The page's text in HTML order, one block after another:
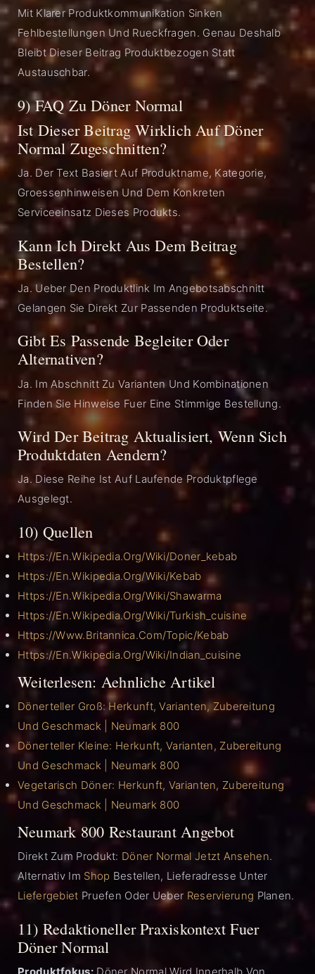
Mit Klarer Produktkommunikation Sinken
Fehlbestellungen Und Rueckfragen. Genau Deshalb
Bleibt Dieser Beitrag Produktbezogen Statt
Austauschbar.
9) FAQ Zu Döner Normal
Ist Dieser Beitrag Wirklich Auf Döner
Normal Zugeschnitten?
Ja. Der Text Basiert Auf Produktname, Kategorie,
Groessenhinweisen Und Dem Konkreten
Serviceeinsatz Dieses Produkts.
Kann Ich Direkt Aus Dem Beitrag
Bestellen?
Ja. Ueber Den Produktlink Im Angebotsabschnitt
Gelangen Sie Direkt Zur Passenden Produktseite.
Gibt Es Passende Begleiter Oder
Alternativen?
Ja. Im Abschnitt Zu Varianten Und Kombinationen
Finden Sie Hinweise Fuer Eine Stimmige Bestellung.
Wird Der Beitrag Aktualisiert, Wenn Sich
Produktdaten Aendern?
Ja. Diese Reihe Ist Auf Laufende Produktpflege
Ausgelegt.
10) Quellen
Https://en.wikipedia.org/wiki/Doner_kebab
Https://en.wikipedia.org/wiki/Kebab
Https://en.wikipedia.org/wiki/Shawarma
Https://en.wikipedia.org/wiki/Turkish_cuisine
Https://www.britannica.com/topic/kebab
Https://en.wikipedia.org/wiki/Indian_cuisine
Weiterlesen: Aehnliche Artikel
Dönerteller Groß: Herkunft, Varianten, Zubereitung
Und Geschmack | Neumark 800
Dönerteller Kleine: Herkunft, Varianten, Zubereitung
Und Geschmack | Neumark 800
Vegetarisch Döner: Herkunft, Varianten, Zubereitung
Und Geschmack | Neumark 800
Neumark 800 Restaurant Angebot
Direkt Zum Produkt: Döner Normal Jetzt Ansehen.
Alternativ Im Shop Bestellen, Lieferadresse Unter
Liefergebiet Pruefen Oder Ueber Reservierung Planen.
11) Redaktioneller Praxiskontext Fuer
Döner Normal